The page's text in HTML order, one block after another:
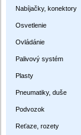
Nabíjačky, konektory
Osvetlenie
Ovládánie
Palivový systém
Plasty
Pneumatiky, duše
Podvozok
Reťaze, rozety